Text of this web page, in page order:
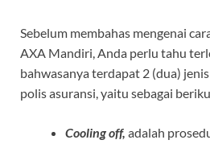
Sebelum membahas mengenai
AXA Mandiri, Anda perlu tahu
bahwasanya terdapat 2 (dua)
polis asuransi, yaitu sebagai
Cooling off, adalah